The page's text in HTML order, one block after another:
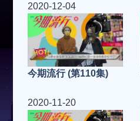
2020-12-04
今期流行 (第110集)
2020-11-20